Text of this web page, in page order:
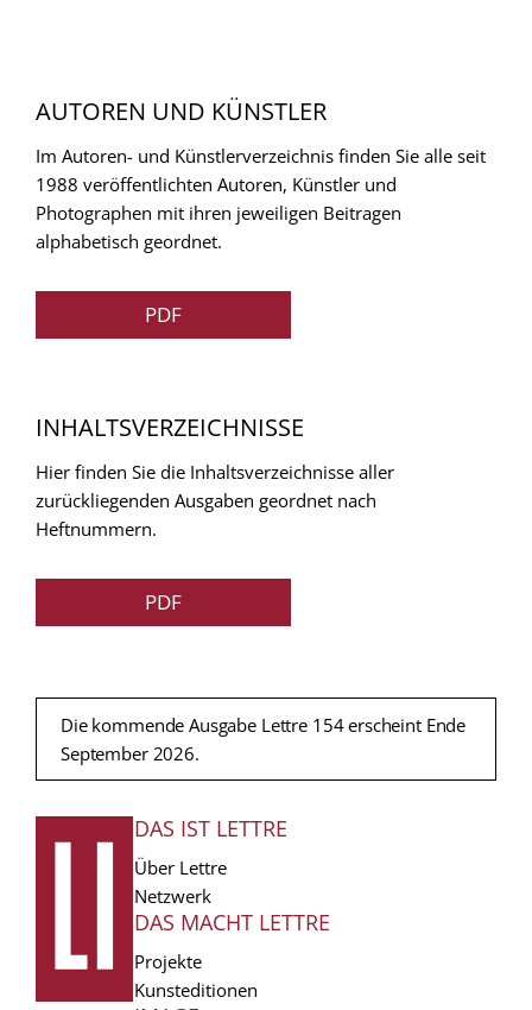
AUTOREN UND KÜNSTLER
Im Autoren- und Künstlerverzeichnis finden Sie alle seit
1988 veröffentlichten Autoren, Künstler und
Photographen mit ihren jeweiligen Beitragen
alphabetisch geordnet.
PDF
INHALTSVERZEICHNISSE
Hier finden Sie die Inhaltsverzeichnisse aller
zurückliegenden Ausgaben geordnet nach
Heftnummern.
PDF
Die kommende Ausgabe Lettre 154 erscheint Ende
September 2026.
FUSSZEILE
DAS IST LETTRE
Über Lettre
Netzwerk
DAS MACHT LETTRE
Projekte
Kunsteditionen